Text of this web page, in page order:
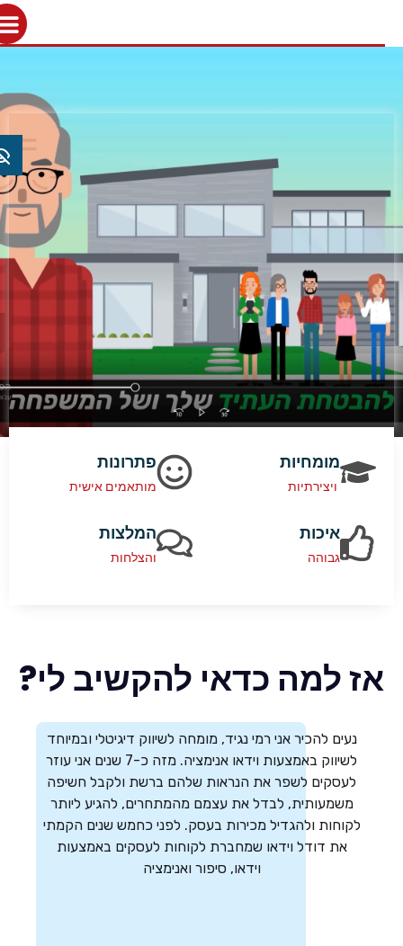
מומחיות
ויצירתיות
פתרונות
מותאמים אישית
איכות
גבוהה
המלצות
והצלחות
אז למה כדאי להקשיב לי?
נעים להכיר אני רמי נגיד, מומחה לשיווק דיגיטלי ובמיוחד
לשיווק באמצעות וידאו אנימציה. מזה כ-7 שנים אני עוזר
לעסקים לשפר את הנראות שלהם ברשת ולקבל חשיפה
משמעותית, לבדל את עצמם מהמתחרים, להגיע ליותר
לקוחות ולהגדיל מכירות בעסק. לפני כחמש שנים הקמתי
את דודל וידאו שמחברת לקוחות לעסקים באמצעות
וידאו, סיפור ואנימציה